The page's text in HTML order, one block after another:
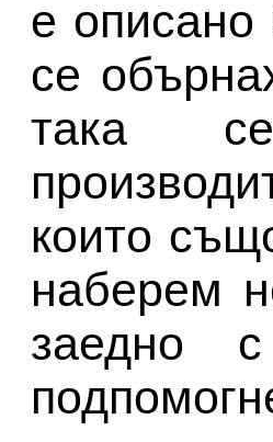
е
се
така
които
наберем
заедно